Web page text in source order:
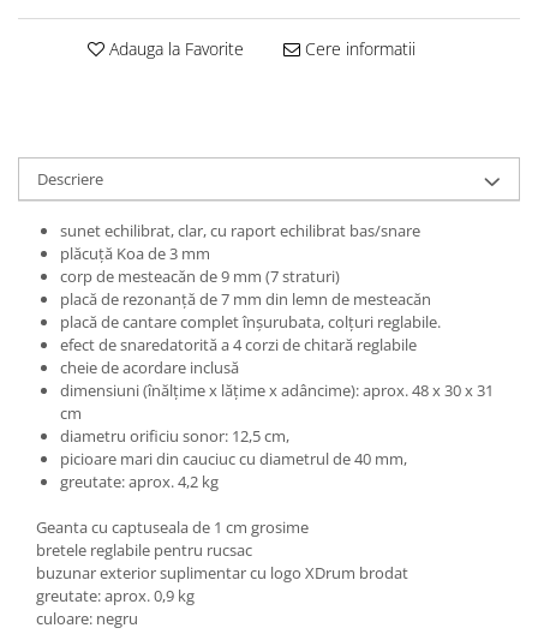
Clarinet Si bemol
Stativ clarinet
Bratara clarinet
Doza clarinet
Plasturi clarinet
Corn de vanatoare
Eufoniu & Bariton
Flaut
Accesorii flaut
Set Flaut
Fligorn / FlugelHorn
Muzicuta
Oboi
Tenor Horn
Adauga la Favorite Cere informatii
Descriere
sunet echilibrat, clar, cu raport echilibrat bas/snare
plăcuță Koa de 3 mm
corp de mesteacăn de 9 mm (7 straturi)
placă de rezonanță de 7 mm din lemn de mesteacăn
placă de cantare complet înșurubata, colțuri reglabile.
efect de snaredatorită a 4 corzi de chitară reglabile
cheie de acordare inclusă
dimensiuni (înălțime x lățime x adâncime): aprox. 48 x 30 x 31
cm
diametru orificiu sonor: 12,5 cm,
picioare mari din cauciuc cu diametrul de 40 mm,
greutate: aprox. 4,2 kg
Geanta cu captuseala de 1 cm grosime
bretele reglabile pentru rucsac
buzunar exterior suplimentar cu logo XDrum brodat
greutate: aprox. 0,9 kg
culoare: negru